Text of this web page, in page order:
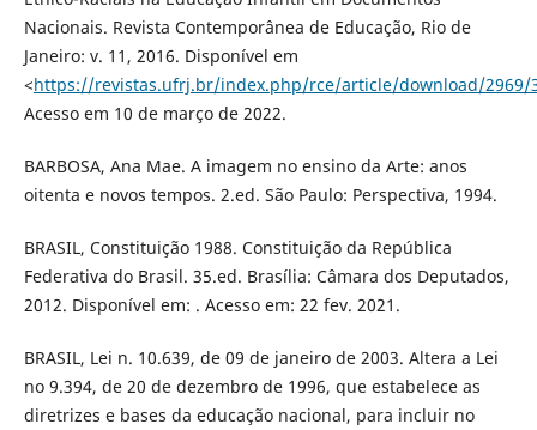
Nacionais. Revista Contemporânea de Educação, Rio de
Janeiro: v. 11, 2016. Disponível em
<https://revistas.ufrj.br/index.php/rce/article/download/2969/
Acesso em 10 de março de 2022.
BARBOSA, Ana Mae. A imagem no ensino da Arte: anos
oitenta e novos tempos. 2.ed. São Paulo: Perspectiva, 1994.
BRASIL, Constituição 1988. Constituição da República
Federativa do Brasil. 35.ed. Brasília: Câmara dos Deputados,
2012. Disponível em: . Acesso em: 22 fev. 2021.
BRASIL, Lei n. 10.639, de 09 de janeiro de 2003. Altera a Lei
no 9.394, de 20 de dezembro de 1996, que estabelece as
diretrizes e bases da educação nacional, para incluir no